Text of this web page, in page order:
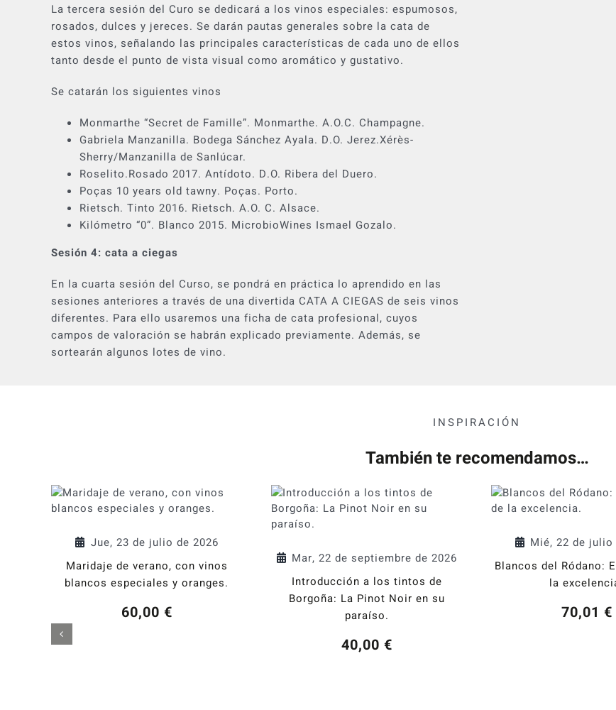
La tercera sesión del Curo se dedicará a los vinos especiales: espumosos,
rosados, dulces y jereces. Se darán pautas generales sobre la cata de
estos vinos, señalando las principales características de cada uno de ellos
tanto desde el punto de vista visual como aromático y gustativo.
Se catarán los siguientes vinos
Monmarthe “Secret de Famille”. Monmarthe. A.O.C. Champagne.
Gabriela Manzanilla. Bodega Sánchez Ayala. D.O. Jerez.Xérès-
Sherry/Manzanilla de Sanlúcar.
Roselito.Rosado 2017. Antídoto. D.O. Ribera del Duero.
Poças 10 years old tawny. Poças. Porto.
Rietsch. Tinto 2016. Rietsch. A.O. C. Alsace.
Kilómetro “0”. Blanco 2015. MicrobioWines Ismael Gozalo.
Sesión 4: cata a ciegas
En la cuarta sesión del Curso, se pondrá en práctica lo aprendido en las
sesiones anteriores a través de una divertida CATA A CIEGAS de seis vinos
diferentes. Para ello usaremos una ficha de cata profesional, cuyos
campos de valoración se habrán explicado previamente. Además, se
sortearán algunos lotes de vino.
INSPIRACIÓN
También te recomendamos…
Jue, 23 de julio de 2026
Maridaje de verano, con vinos
blancos especiales y oranges.
60,00 €
Mar, 22 de septiembre de 2026
Introducción a los tintos de
Borgoña: La Pinot Noir en su
paraíso.
40,00 €
Mié, 22 de julio
Blancos del Ródano:
la
70,01 €